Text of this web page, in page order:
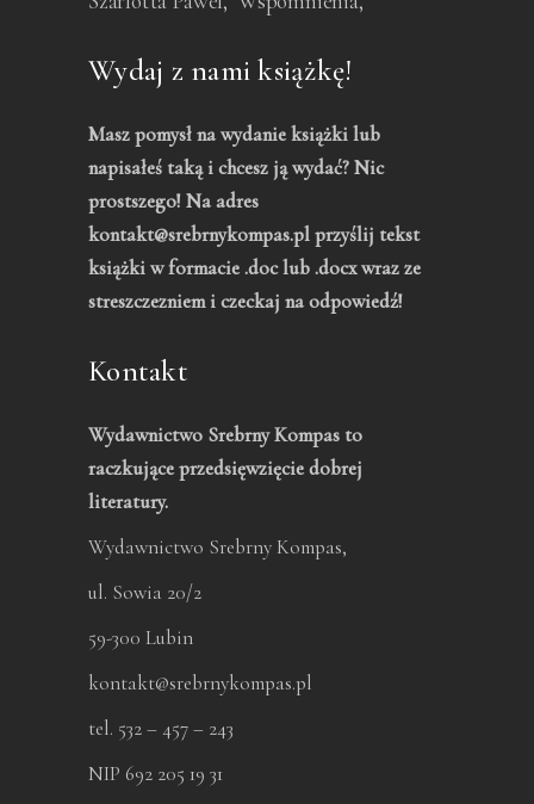
Wydaj z nami książkę!
Masz pomysł na wydanie książki lub
napisałeś taką i chcesz ją wydać? Nic
prostszego! Na adres
kontakt@srebrnykompas.pl przyślij tekst
książki w formacie .doc lub .docx wraz ze
streszczezniem i czeckaj na odpowiedź!
Kontakt
Wydawnictwo Srebrny Kompas to
raczkujące przedsięwzięcie dobrej
literatury.
Wydawnictwo Srebrny Kompas,
ul. Sowia 20/2
59-300 Lubin
kontakt@srebrnykompas.pl
tel. 532 – 457 – 243
NIP 692 205 19 31